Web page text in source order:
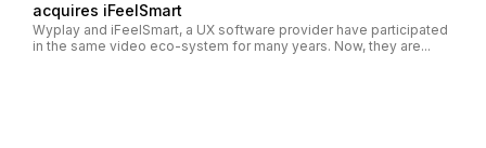
acquires iFeelSmart
Wyplay and iFeelSmart, a UX software provider have participated
in the same video eco-system for many years. Now, they are...